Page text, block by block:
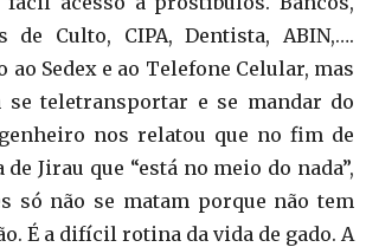
de Culto, CIPA, Dentista, ABIN,….
ao Sedex e ao Telefone Celular, mas
se teletransportar e se mandar do
nos relatou que no fim de
de Jirau que “está no meio do nada”,
só não se matam porque não tem
É a difícil rotina da vida de gado. A